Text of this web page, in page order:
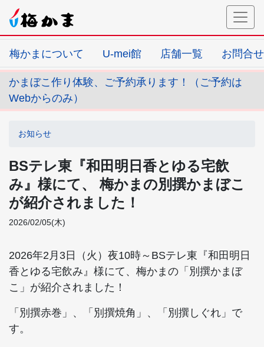
梅かまについて U-mei館 店舗一覧 お問合せ
かまぼこ作り体験、ご予約承ります！（ご予約は
Webからのみ）
お知らせ
BSテレ東『和田明日香とゆる宅飲
み』様にて、 梅かまの別撰かまぼこ
が紹介されました！
2026/02/05(木)
2026年2月3日（火）夜10時～BSテレ東『和田明日
香とゆる宅飲み』様にて、梅かまの「別撰かまぼ
こ」が紹介されました！
「別撰赤巻」、「別撰焼角」、「別撰しぐれ」で
す。